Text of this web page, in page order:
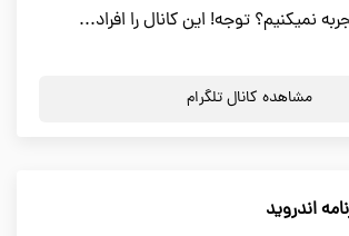
نميكنيم؟ توجه! اين كانال را افراد...
مشاهده کانال تلگرام
اندروید